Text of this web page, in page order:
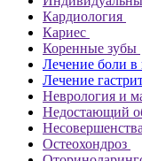
Кардиология
Кариес
Коренные зубы
Лечение боли в
Лечение
Неврология и
Недостающий
Остеохондроз